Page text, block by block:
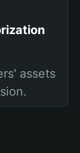
assets